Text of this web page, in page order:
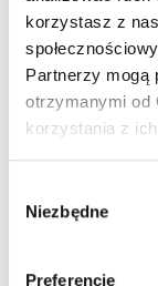
korzystasz z
Partnerzy mogą
otrzymanymi od
korzystania z ich
zgody
Niezbędne
Preferencje
_hjCookieTest